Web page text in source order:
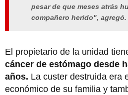
pesar de que meses atrás
compañero herido", agregó.
El propietario de la unidad
cáncer de estómago desde
años. La custer destruida era
económico de su familia y